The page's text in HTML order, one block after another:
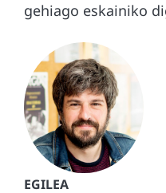
gehiago eskainiko